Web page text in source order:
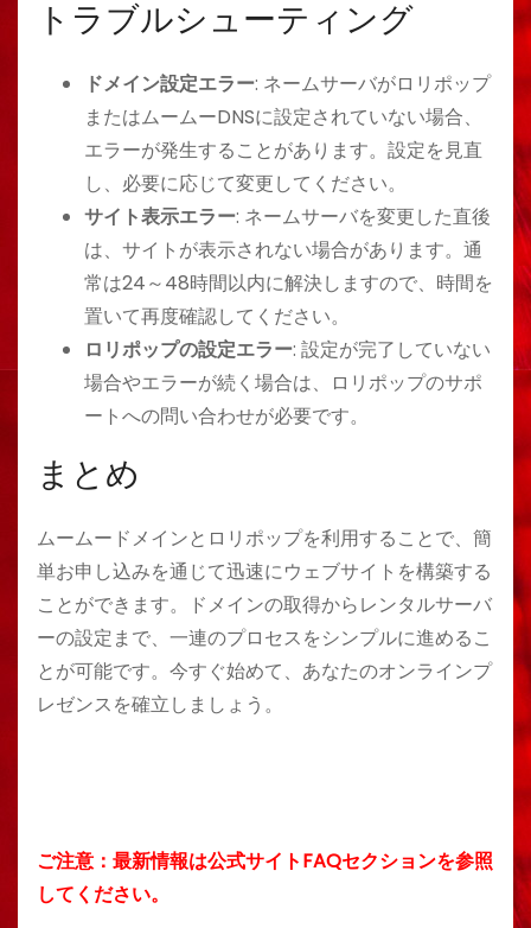
トラブルシューティング
ドメイン設定エラー: ネームサーバがロリポップ
またはムームーDNSに設定されていない場合、
エラーが発生することがあります。設定を見直
し、必要に応じて変更してください。
サイト表示エラー: ネームサーバを変更した直後
は、サイトが表示されない場合があります。通
常は24～48時間以内に解決しますので、時間を
置いて再度確認してください。
ロリポップの設定エラー: 設定が完了していない
場合やエラーが続く場合は、ロリポップのサポ
ートへの問い合わせが必要です。
まとめ
ムームードメインとロリポップを利用することで、簡
単お申し込みを通じて迅速にウェブサイトを構築する
ことができます。ドメインの取得からレンタルサーバ
ーの設定まで、一連のプロセスをシンプルに進めるこ
とが可能です。今すぐ始めて、あなたのオンラインプ
レゼンスを確立しましょう。
ご注意：最新情報は公式サイトFAQセクションを参照
してください。